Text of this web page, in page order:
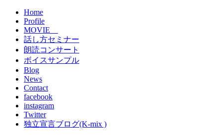
Home
Profile
MOVIE
話し方セミナー
朗読コンサート
ボイスサンプル
Blog
News
Contact
facebook
instagram
Twitter
独立宣言ブログ(K-mix )